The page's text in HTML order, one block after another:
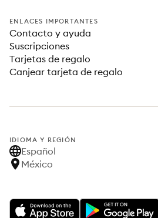
ENLACES IMPORTANTES
Contacto y ayuda
Suscripciones
Tarjetas de regalo
Canjear tarjeta de regalo
IDIOMA Y REGIÓN
Español
México